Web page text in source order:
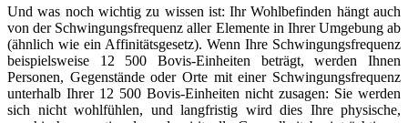
Und was noch wichtig zu wissen ist: Ihr Wohlbefinden hängt auch
von der Schwingungsfrequenz aller Elemente in Ihrer Umgebung ab
(ähnlich wie ein Affinitätsgesetz). Wenn Ihre Schwingungsfrequenz
beispielsweise 12 500 Bovis-Einheiten beträgt, werden Ihnen
Personen, Gegenstände oder Orte mit einer Schwingungsfrequenz
unterhalb Ihrer 12 500 Bovis-Einheiten nicht zusagen: Sie werden
sich nicht wohlfühlen, und langfristig wird dies Ihre physische,